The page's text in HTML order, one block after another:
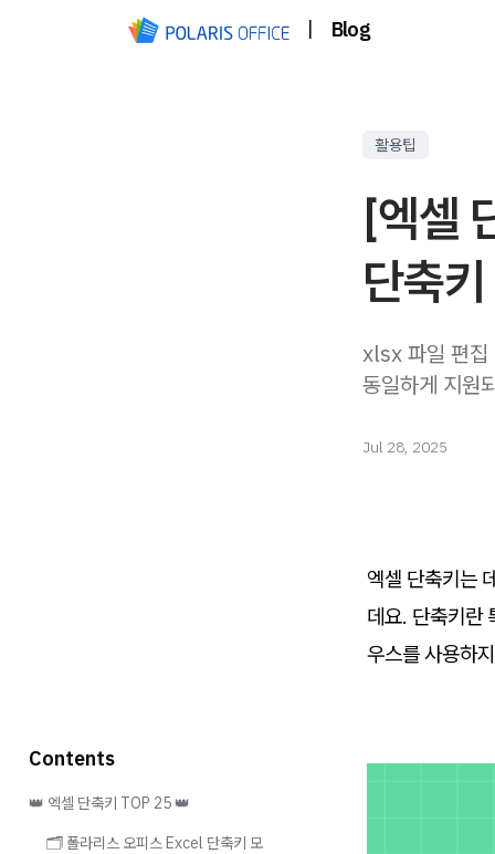
| Blog
활용팁
[엑셀
단축
xlsx 파일 편집
동일하게 지원
Jul 28, 2025
엑셀 단축키는
데요. 단축키란
우스를 사용하
Contents
👑 엑셀 단축키 TOP 25 👑
🗂️ 폴라리스 오피스 Excel 단축키 모